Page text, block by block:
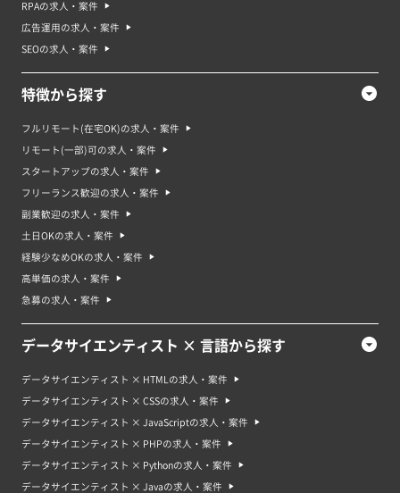
RPAの求人・案件
広告運用の求人・案件
SEOの求人・案件
特徴から探す
フルリモート(在宅OK)の求人・案件
リモート(一部)可の求人・案件
スタートアップの求人・案件
フリーランス歓迎の求人・案件
副業歓迎の求人・案件
土日OKの求人・案件
経験少なめOKの求人・案件
高単価の求人・案件
急募の求人・案件
データサイエンティスト × 言語から探す
データサイエンティスト × HTMLの求人・案件
データサイエンティスト × CSSの求人・案件
データサイエンティスト × JavaScriptの求人・案件
データサイエンティスト × PHPの求人・案件
データサイエンティスト × Pythonの求人・案件
データサイエンティスト × Javaの求人・案件